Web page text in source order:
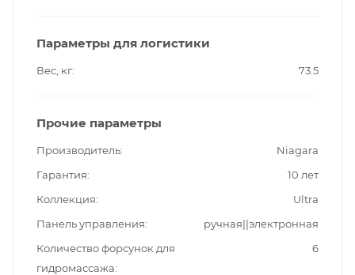
Параметры для логистики
Вес, кг 73.5
Прочие параметры
Производитель
Niagara
Гарантия
10 лет
Коллекция
Ultra
Панель управления
ручная||электронная
Количество форсунок для
гидромассажа
6